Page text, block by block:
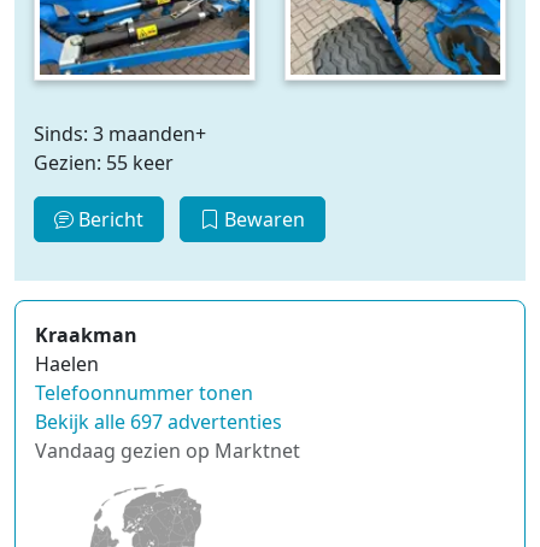
Sinds: 3 maanden+
Gezien: 55 keer
Bericht Bewaren
Kraakman
Haelen
Telefoonnummer tonen
Bekijk alle 697 advertenties
Vandaag gezien op Marktnet